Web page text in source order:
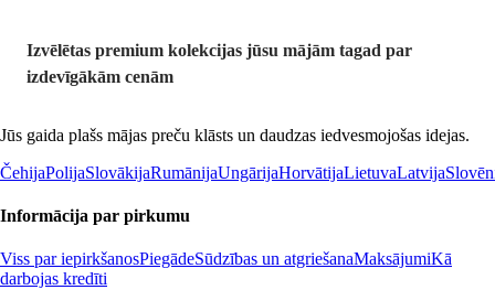
Izvēlētas premium kolekcijas jūsu mājām tagad par
izdevīgākām cenām
Jūs gaida plašs mājas preču klāsts un daudzas iedvesmojošas idejas.
ČehijaPolijaSlovākijaRumānijaUngārijaHorvātijaLietuvaLatvija
Informācija par pirkumu
Viss par iepirkšanosPiegādeSūdzības un atgriešanaMaksājumiKā
darbojas kredīti